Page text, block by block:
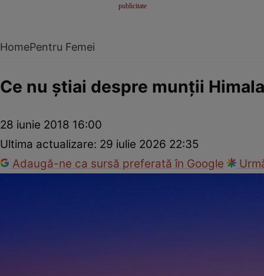
HomePentru Femei
Ce nu ştiai despre munţii
28 iunie 2018 16:00
Ultima actualizare: 29 iulie 2026 22:35
Adaugă-ne ca sursă preferată în Google